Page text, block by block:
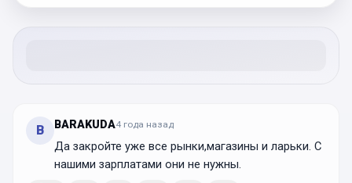
B BARAKUDA4 года назад
Да закройте уже все рынки,магазины и ларьки. С
нашими зарплатами они не нужны.